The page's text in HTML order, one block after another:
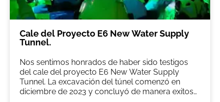
Cale del Proyecto E6 New Water Supply
Tunnel.
Nos sentimos honrados de haber sido testigos
del cale del proyecto E6 New Water Supply
Tunnel. La excavación del túnel comenzó en
diciembre de 2023 y concluyó de manera exitosa